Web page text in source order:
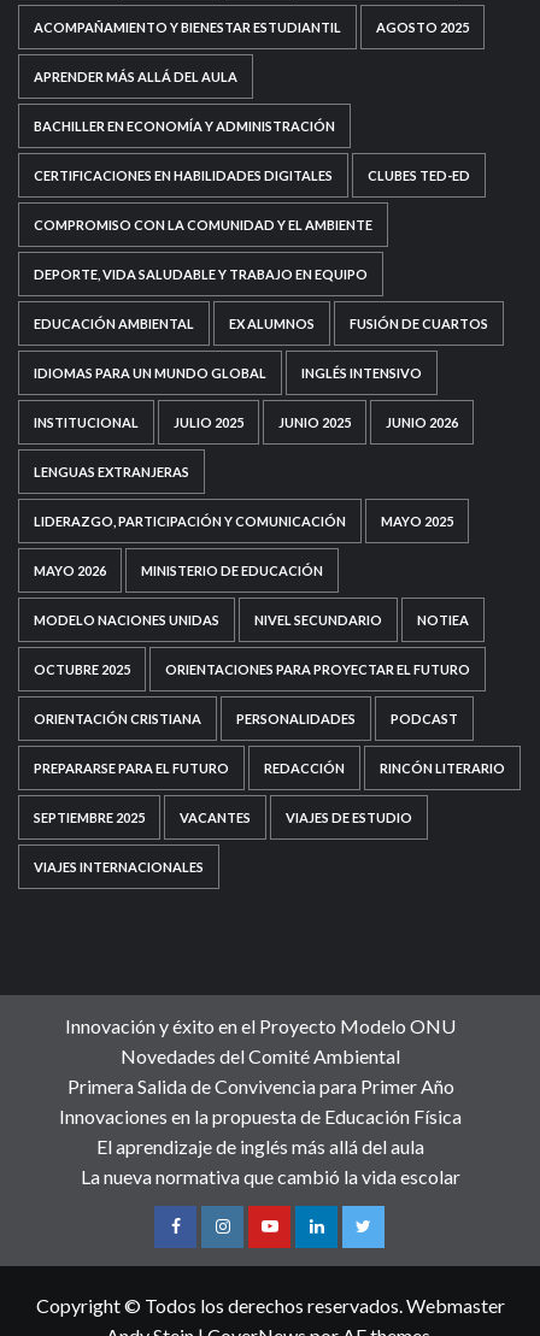
ACOMPAÑAMIENTO Y BIENESTAR ESTUDIANTIL AGOSTO 2025
APRENDER MÁS ALLÁ DEL AULA
BACHILLER EN ECONOMÍA Y ADMINISTRACIÓN
CERTIFICACIONES EN HABILIDADES DIGITALES CLUBES TED-ED
COMPROMISO CON LA COMUNIDAD Y EL AMBIENTE
DEPORTE, VIDA SALUDABLE Y TRABAJO EN EQUIPO
EDUCACIÓN AMBIENTAL EX ALUMNOS FUSIÓN DE CUARTOS
IDIOMAS PARA UN MUNDO GLOBAL INGLÉS INTENSIVO
INSTITUCIONAL JULIO 2025 JUNIO 2025 JUNIO 2026
LENGUAS EXTRANJERAS
LIDERAZGO, PARTICIPACIÓN Y COMUNICACIÓN MAYO 2025
MAYO 2026 MINISTERIO DE EDUCACIÓN
MODELO NACIONES UNIDAS NIVEL SECUNDARIO NOTIEA
OCTUBRE 2025 ORIENTACIONES PARA PROYECTAR EL FUTURO
ORIENTACIÓN CRISTIANA PERSONALIDADES PODCAST
PREPARARSE PARA EL FUTURO REDACCIÓN RINCÓN LITERARIO
SEPTIEMBRE 2025 VACANTES VIAJES DE ESTUDIO
VIAJES INTERNACIONALES
Innovación y éxito en el Proyecto Modelo ONU
Novedades del Comité Ambiental
Primera Salida de Convivencia para Primer Año
Innovaciones en la propuesta de Educación Física
El aprendizaje de inglés más allá del aula
La nueva normativa que cambió la vida escolar
Copyright © Todos los derechos reservados. Webmaster